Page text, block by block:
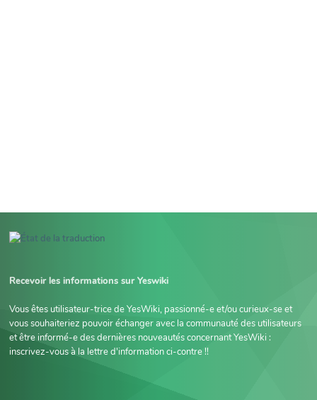
Recevoir les informations sur Yeswiki
Vous êtes utilisateur-trice de YesWiki, passionné-e et/ou curieux-se et
vous souhaiteriez pouvoir échanger avec la communauté des utilisateurs
et être informé-e des dernières nouveautés concernant YesWiki :
inscrivez-vous à la lettre d'information ci-contre !!